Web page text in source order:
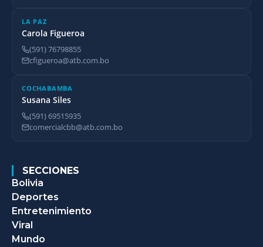
LA PAZ
Carola Figueroa
(591) 76798855
cfigueroa@atb.com.bo
COCHABAMBA
Susana Siles
(591) 69515935
comercialcbb@atb.com.bo
SECCIONES
Bolivia
Deportes
Entretenimiento
Viral
Mundo